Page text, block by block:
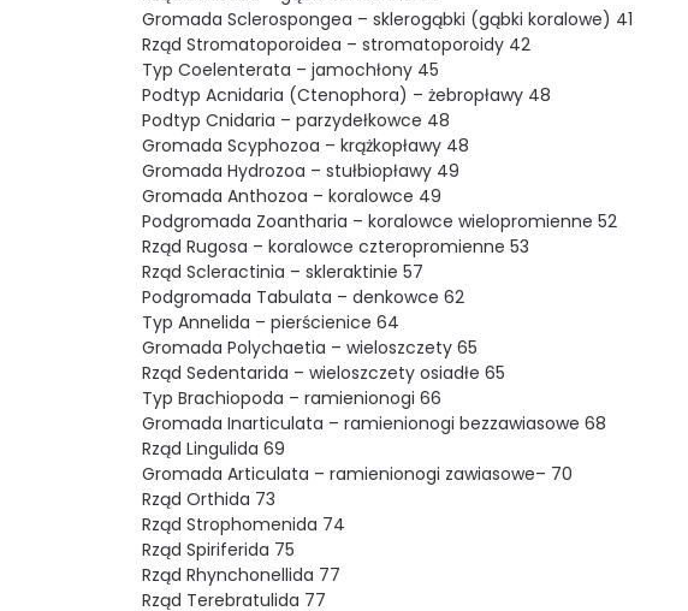
Gromada Sclerospongea – sklerogąbki (gąbki koralowe) 41
Rząd Stromatoporoidea – stromatoporoidy 42
Typ Coelenterata – jamochłony 45
Podtyp Acnidaria (Ctenophora) – żebropławy 48
Podtyp Cnidaria – parzydełkowce 48
Gromada Scyphozoa – krążkopławy 48
Gromada Hydrozoa – stułbiopławy 49
Gromada Anthozoa – koralowce 49
Podgromada Zoantharia – koralowce wielopromienne 52
Rząd Rugosa – koralowce czteropromienne 53
Rząd Scleractinia – skleraktinie 57
Podgromada Tabulata – denkowce 62
Typ Annelida – pierścienice 64
Gromada Polychaetia – wieloszczety 65
Rząd Sedentarida – wieloszczety osiadłe 65
Typ Brachiopoda – ramienionogi 66
Gromada Inarticulata – ramienionogi bezzawiasowe 68
Rząd Lingulida 69
Gromada Articulata – ramienionogi zawiasowe– 70
Rząd Orthida 73
Rząd Strophomenida 74
Rząd Spiriferida 75
Rząd Rhynchonellida 77
Rząd Terebratulida 77